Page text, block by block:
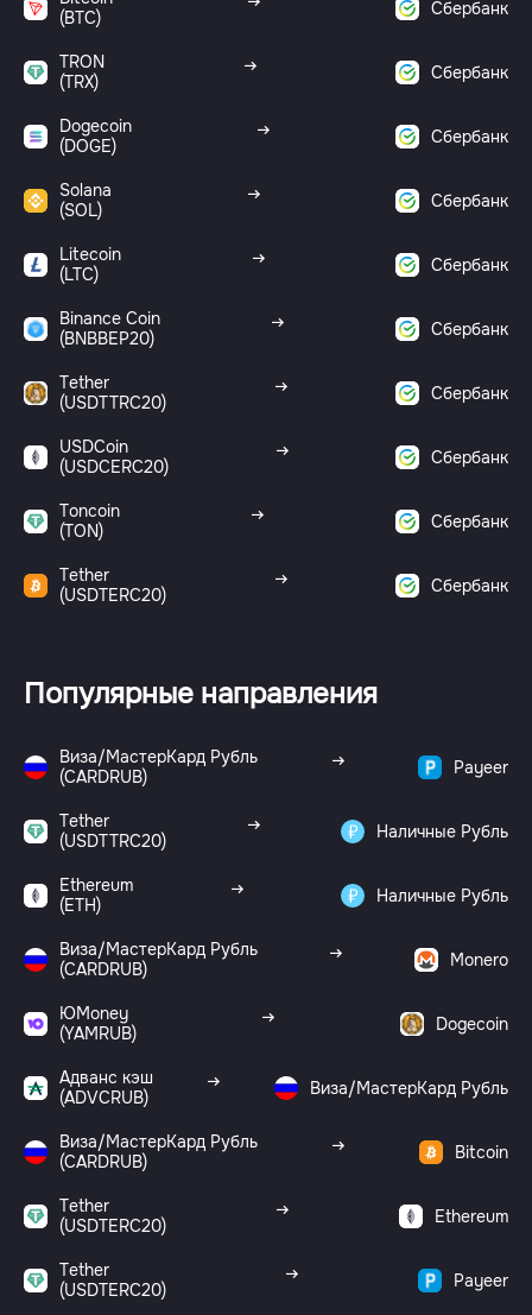
(BTC)
Сбербанк
TRON
(TRX)
Сбербанк
Dogecoin
(DOGE)
Сбербанк
Solana
(SOL)
Сбербанк
Litecoin
(LTC)
Сбербанк
Binance Coin
(BNBBEP20)
Сбербанк
Tether
(USDTTRC20)
Сбербанк
USDCoin
(USDCERC20)
Сбербанк
Toncoin
(TON)
Сбербанк
Tether
(USDTERC20)
Сбербанк
Популярные направления
Виза/МастерКард Рубль
(CARDRUB)
Payeer
Tether
(USDTTRC20)
Наличные Рубль
Ethereum
(ETH)
Наличные Рубль
Виза/МастерКард Рубль
(CARDRUB)
Monero
ЮMoney
(YAMRUB)
Dogecoin
Адванс кэш
(ADVCRUB)
Виза/МастерКард Рубль
Виза/МастерКард Рубль
(CARDRUB)
Bitcoin
Tether
(USDTERC20)
Ethereum
Tether
(USDTERC20)
Payeer